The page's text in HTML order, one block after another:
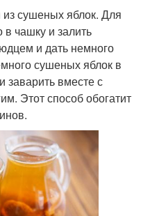
сушеных яблок. Для
в чашку и залить
и дать немного
сушеных яблок в
вместе с
Этот способ обогатит